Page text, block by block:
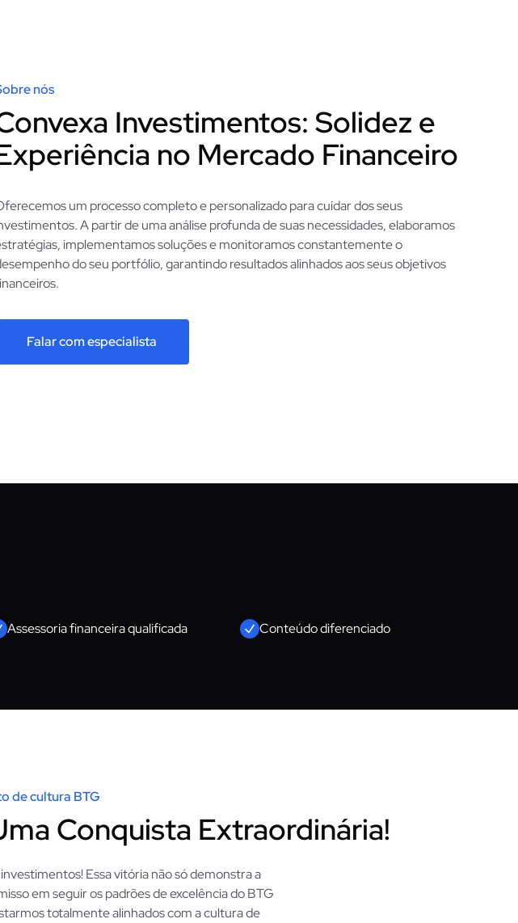
nós
Investimentos: Solidez e
no Mercado Financeiro
um processo completo e personalizado para cuidar dos seus
A partir de uma análise profunda de suas necessidades, elaboramos
implementamos soluções e monitoramos constantemente o
do seu portfólio, garantindo resultados alinhados aos seus objetivos
Falar com especialista
Assessoria financeira qualificada Conteúdo diferenciado
de cultura BTG
Conquista Extraordinária!
Essa vitória não só demonstra a
em seguir os padrões de excelência do BTG
totalmente alinhados com a cultura de